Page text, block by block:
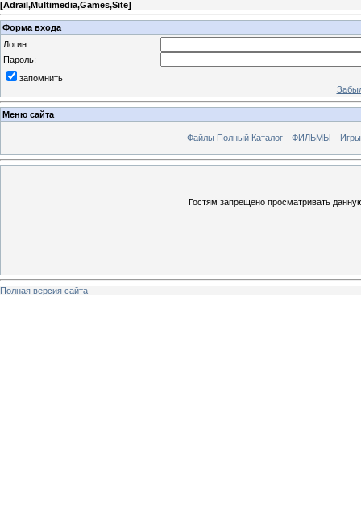
[Adrail,Multimedia,Games,Site]
Форма входа
Логин:
Пароль:
запомнить
Меню сайта
Файлы Полный Каталог ФИЛЬМЫ
Гостям запрещено просматривать
Полная версия сайта